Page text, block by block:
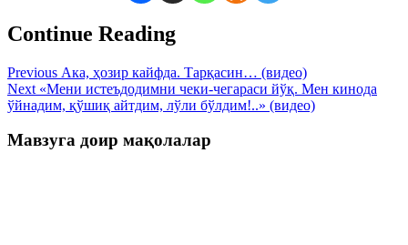
Continue Reading
Previous Ака, ҳозир кайфда. Тарқасин… (видео)
Next «Мени истеъдодимни чеки-чегараси йўқ. Мен кинода
ўйнадим, қўшиқ айтдим, лўли бўлдим!..» (видео)
Мавзуга доир мақолалар